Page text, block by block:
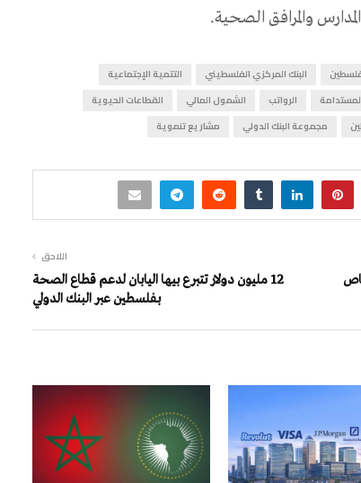
والمرافق الصحية.
فلسطين البنك المركزي الفلسطيني
التتمية الإجتماعية
الرواتب الشمول المالي
القطاعات الحيوية
مجموعة البنك الدولي مشاريع تنموية
اللاحق
12 مليون دولار تتبرع بيها اليابان لدعم قطاع الصحة
بفلسطين عبر البنك الدولي